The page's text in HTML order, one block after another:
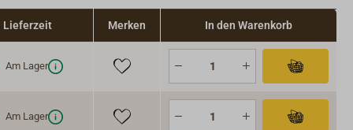
Lieferzeit Merken In den Warenkorb
Am Lager
Am Lager